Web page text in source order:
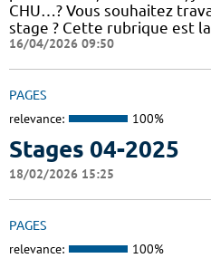
CHU…? Vous souhaitez
stage ? Cette rubrique est
16/04/2026 09:50
PAGES
relevance: 100%
Stages 04-2025
18/02/2026 15:25
PAGES
relevance: 100%